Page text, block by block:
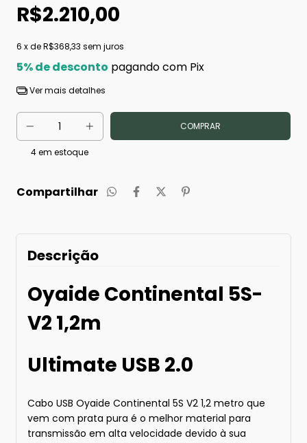
R$2.210,00
6 x deR$368,33 sem juros
5% de desconto pagando com Pix
Ver mais detalhes
4em estoque
Compartilhar
Descrição
Oyaide Continental 5S-
V2 1,2m
Ultimate USB 2.0
Cabo USB Oyaide Continental 5S V2 1,2 metro que
vem com prata pura é o melhor material para
transmissão em alta velocidade devido à sua